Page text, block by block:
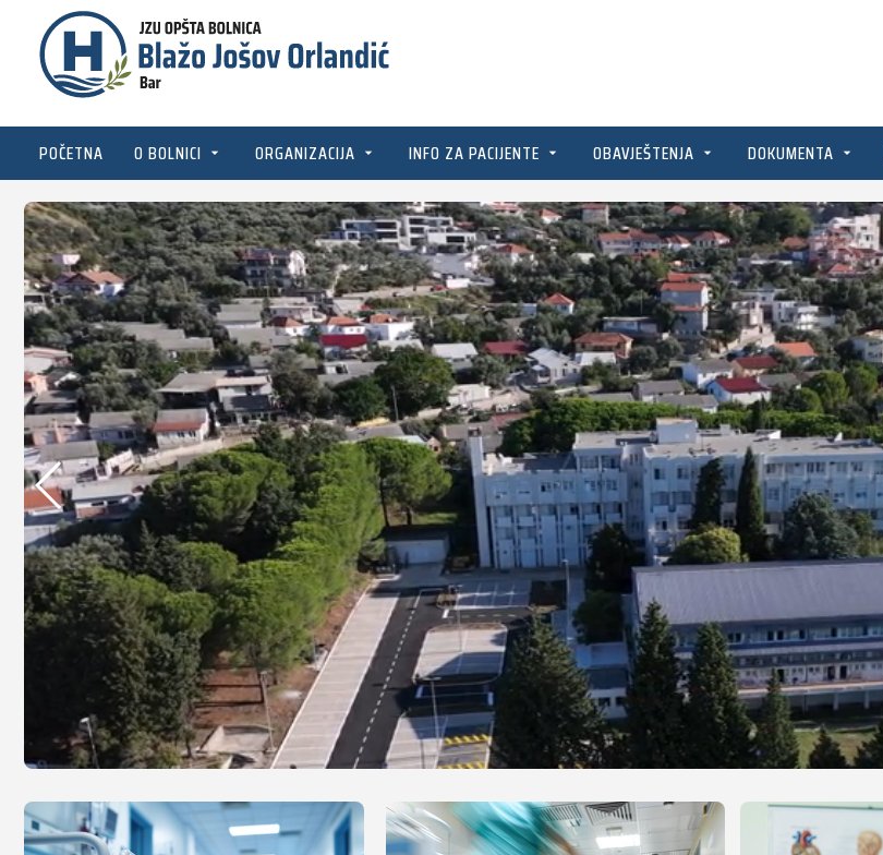
POČETNA O BOLNICI ORGANIZACIJA INFO ZA PACIJENTE OBAVJEŠTENJA DOKUMENTA
DETALJNIJE DETALJNIJE DETALJNIJE